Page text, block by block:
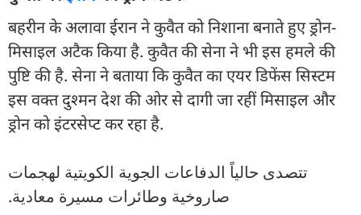
बहरीन के अलावा ईरान ने कुवैत को निशाना बनाते हुए ड्रोन-
मिसाइल अटैक किया है. कुवैत की सेना ने भी इस हमले की
पुष्टि की है. सेना ने बताया कि कुवैत का एयर डिफेंस सिस्टम
इस वक्त दुश्मन देश की ओर से दागी जा रहीं मिसाइल और
ड्रोन को इंटरसेप्ट कर रहा है.
تتصدى حالياً الدفاعات الجوية الكويتية لهجمات
صاروخية وطائرات مسيرة معادية.